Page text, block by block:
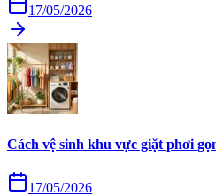
17/05/2026
Cách vệ sinh khu vực giặt phơi
17/05/2026